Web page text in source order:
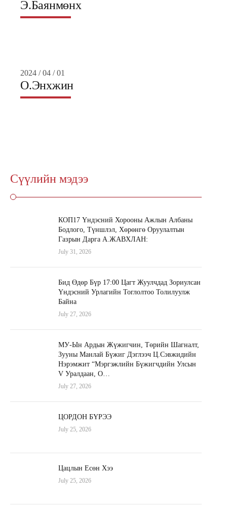
Э.Баянмөнх
2024 / 04 / 01
О.Энхжин
Сүүлийн мэдээ
КОП17 Үндэсний Хорооны Ажлын Албаны
Бодлого, Түншлэл, Хөрөнгө Оруулалтын
Газрын Дарга А.ЖАВХЛАН:
July 31, 2026
Бид Өдөр Бүр 17:00 Цагт Жуулчдад Зориулсан
Үндэсний Урлагийн Тоглолтоо Толилуулж
Байна
July 27, 2026
МУ-Ын Ардын Жүжигчин, Төрийн Шагналт,
Зууны Манлай Бүжиг Дэглээч Ц.Сэвжидийн
Нэрэмжит “Мэргэжлийн Бүжигчдийн Улсын
V Уралдаан, О…
July 27, 2026
ЦОРДОН БҮРЭЭ
July 25, 2026
Цацлын Есөн Хээ
July 25, 2026